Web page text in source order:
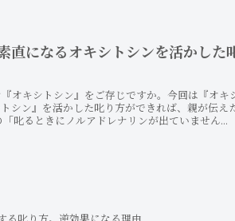
直になるオキシトシンを活かした
オキシトシン』をご存じですか。今回は『オ
シン』を活かした叱り方ができれば、親が伝
「叱るときにノルアドレナリンが出ていません...
る叱り方。逆効果になる理由